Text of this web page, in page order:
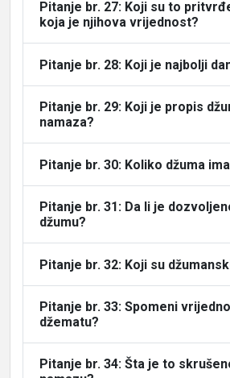
Pitanje br. 27: Koji su to
koja je njihova vrijednost?
Pitanje br. 28: Koji je najbolji
Pitanje br. 29: Koji je propis
namaza?
Pitanje br. 30: Koliko džuma
Pitanje br. 31: Da li je
džumu?
Pitanje br. 32: Koji su
Pitanje br. 33: Spomeni
džematu?
Pitanje br. 34: Šta je to